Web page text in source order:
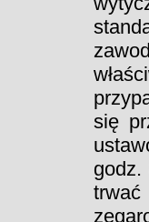
się
godz.
trwać